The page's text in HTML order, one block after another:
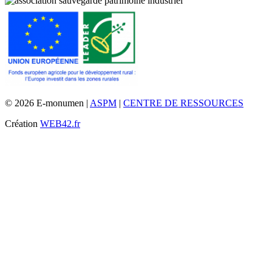
© 2026 E-monumen | ASPM | CENTRE DE RESSOURCES
Création WEB42.fr